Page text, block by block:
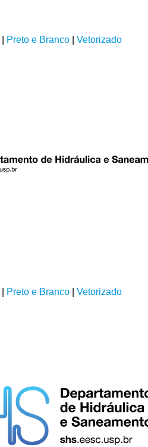
Preto e Branco |Vetorizado
Preto e Branco |Vetorizado